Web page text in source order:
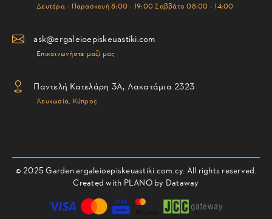
Δευτέρα - Παρασκευή 8:00 - 19:00 Σαββάτο 08:00 - 14:00
ask@ergaleioepiskeuastiki.com
Επικοινωνήστε μαζί μας
Παντελή Κατελάρη 3Α, Λακατάμια 2323
Λευκωσία, Κύπρος
© 2025 Garden.ergaleioepiskeuastiki.com.cy. All rights reserved.
Created with PLANO by Dataway